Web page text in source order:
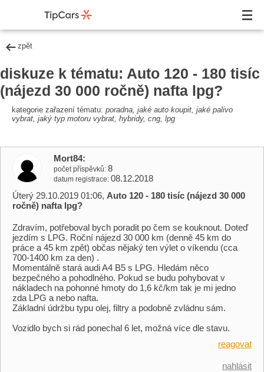
zpět
diskuze k tématu: Auto 120 - 180 tisíc
(nájezd 30 000 ročně) nafta lpg?
kategorie zařazení tématu: poradna, jaké auto koupit, jaké palivo
vybrat, jaký typ motoru vybrat, hybridy, cng, lpg
Mort84
počet příspěvků 8
datum registrace 08.12.2018
Úterý 29.10.2019 01:06, Auto 120 - 180 tisíc (nájezd 30 000
ročně) nafta lpg?
Zdravím, potřeboval bych poradit po čem se kouknout. Doteď
jezdím s LPG. Roční nájezd 30 000 km (denně 45 km do
práce a 45 km zpět) občas nějaký ten výlet o víkendu (cca
700-1400 km za den) .
Momentálně stará audi A4 B5 s LPG. Hledám něco
bezpečného a pohodlného. Pokud se budu pohybovat v
nákladech na pohonné hmoty do 1,6 kč/km tak je mi jedno
zda LPG a nebo nafta.
Základní údržbu typu olej, filtry a podobně zvládnu sám.
Vozidlo bych si rád ponechal 6 let, možná více dle stavu.
reagovat
nahlásit